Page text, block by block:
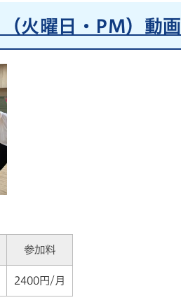
火曜日・PM）動画
参加料
2400円/月